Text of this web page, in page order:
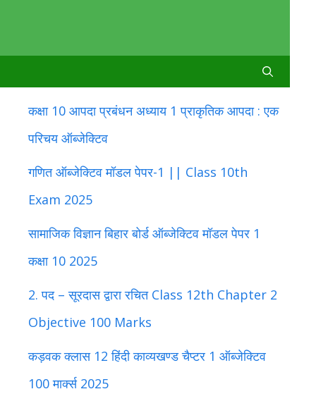
कक्षा 10 आपदा प्रबंधन अध्याय 1 प्राकृतिक आपदा : एक
परिचय ऑब्जेक्टिव
गणित ऑब्जेक्टिव मॉडल पेपर-1 || Class 10th
Exam 2025
सामाजिक विज्ञान बिहार बोर्ड ऑब्जेक्टिव मॉडल पेपर 1
कक्षा 10 2025
2. पद – सूरदास द्वारा रचित Class 12th Chapter 2
Objective 100 Marks
कड़वक क्लास 12 हिंदी काव्यखण्ड चैप्टर 1 ऑब्जेक्टिव
100 मार्क्स 2025